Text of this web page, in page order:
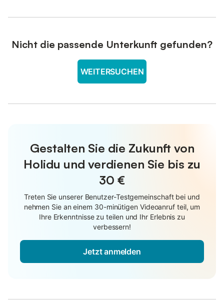
Nicht die passende Unterkunft gefunden?
WEITERSUCHEN
Gestalten Sie die Zukunft von
Holidu und verdienen Sie bis zu
30 €
Treten Sie unserer Benutzer-Testgemeinschaft bei und
nehmen Sie an einem 30-minütigen Videoanruf teil, um
Ihre Erkenntnisse zu teilen und Ihr Erlebnis zu
verbessern!
Jetzt anmelden